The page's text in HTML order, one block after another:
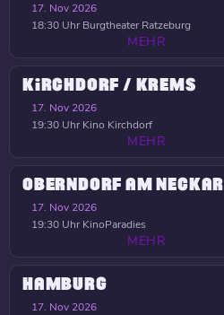
17. Nov 2026
18:30 Uhr Burgtheater Ratzeburg
MEHR
KIRCHDORF / KREMS
17. Nov 2026
19:30 Uhr Kino Kirchdorf
MEHR
OBERNDORF AM NECKAR
17. Nov 2026
19:30 Uhr KinoParadies
MEHR
HAMBURG
17. Nov 2026